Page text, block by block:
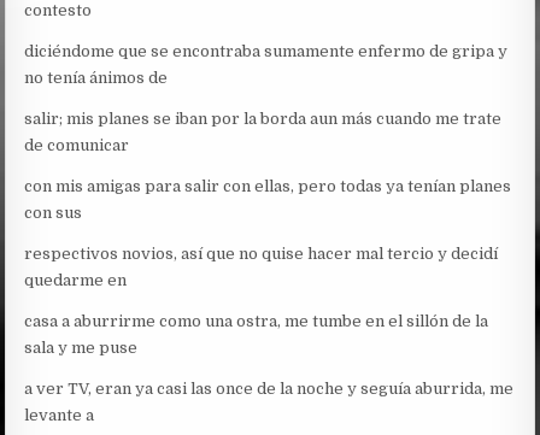
contesto
diciéndome que se encontraba sumamente enfermo de gripa y
no tenía ánimos de
salir; mis planes se iban por la borda aun más cuando me trate
de comunicar
con mis amigas para salir con ellas, pero todas ya tenían planes
con sus
respectivos novios, así que no quise hacer mal tercio y decidí
quedarme en
casa a aburrirme como una ostra, me tumbe en el sillón de la
sala y me puse
a ver TV, eran ya casi las once de la noche y seguía aburrida, me
levante a